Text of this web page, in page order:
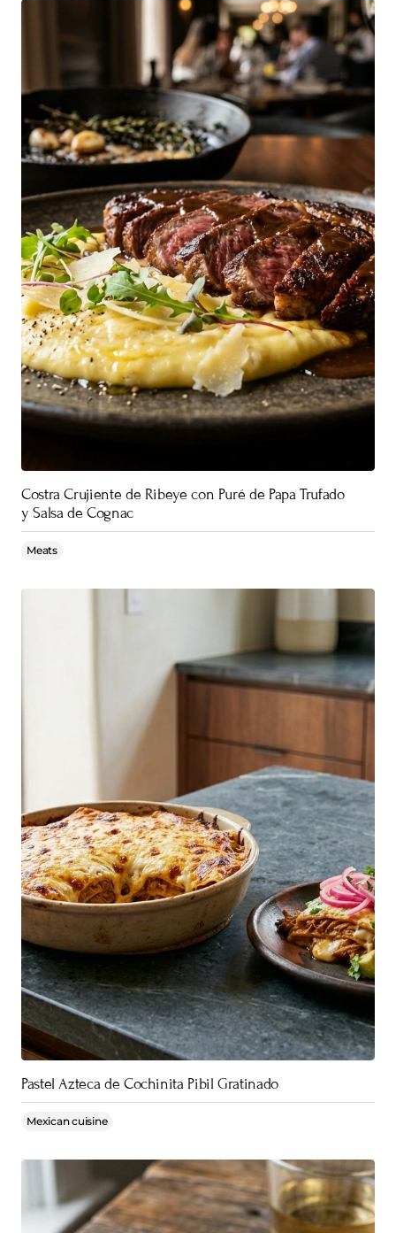
Costra Crujiente de Ribeye con Puré de Papa Trufado
y Salsa de Cognac
Meats
Pastel Azteca de Cochinita Pibil Gratinado
Mexican cuisine